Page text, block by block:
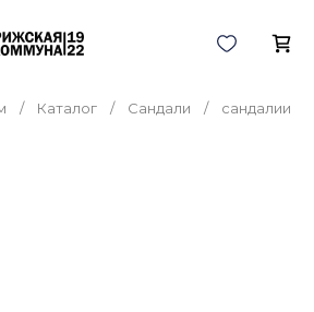
Каталог Сандали
сандалии